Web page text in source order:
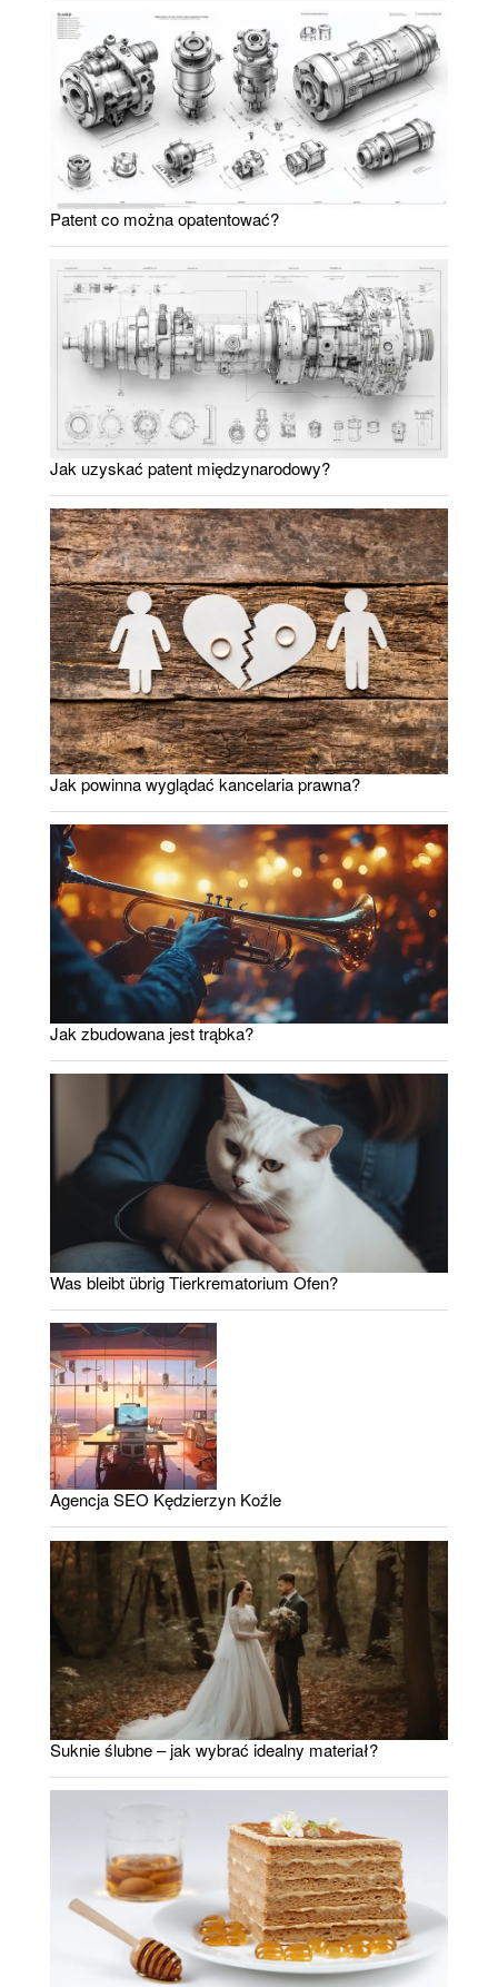
Patent co można opatentować?
Jak uzyskać patent międzynarodowy?
Jak powinna wyglądać kancelaria prawna?
Jak zbudowana jest trąbka?
Was bleibt übrig Tierkrematorium Ofen?
Agencja SEO Kędzierzyn Koźle
Suknie ślubne – jak wybrać idealny materiał?